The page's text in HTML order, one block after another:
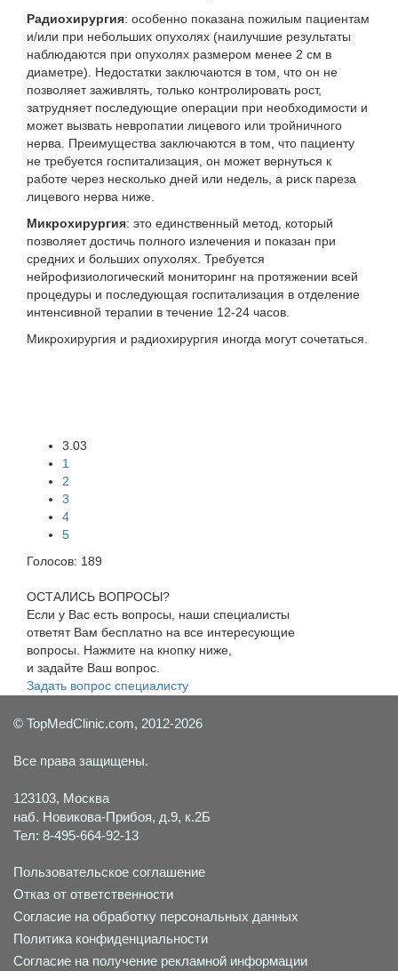
Радиохирургия: особенно показана пожилым пациентам
и/или при небольших опухолях (наилучшие результаты
наблюдаются при опухолях размером менее 2 см в
диаметре). Недостатки заключаются в том, что он не
позволяет заживлять, только контролировать рост,
затрудняет последующие операции при необходимости и
может вызвать невропатии лицевого или тройничного
нерва. Преимущества заключаются в том, что пациенту
не требуется госпитализация, он может вернуться к
работе через несколько дней или недель, а риск пареза
лицевого нерва ниже.
Микрохирургия: это единственный метод, который
позволяет достичь полного излечения и показан при
средних и больших опухолях. Требуется
нейрофизиологический мониторинг на протяжении всей
процедуры и последующая госпитализация в отделение
интенсивной терапии в течение 12-24 часов.
Микрохирургия и радиохирургия иногда могут сочетаться.
3.03
1
2
3
4
5
Голосов: 189
ОСТАЛИСЬ ВОПРОСЫ?
Если у Вас есть вопросы, наши специалисты
ответят Вам бесплатно на все интересующие
вопросы. Нажмите на кнопку ниже,
и задайте Ваш вопрос.
Задать вопрос специалисту
© TopMedClinic.com, 2012-2026
Все права защищены.
123103, Москва
наб. Новикова-Прибоя, д.9, к.2Б
Тел: 8-495-664-92-13
Пользовательское соглашение
Отказ от ответственности
Согласие на обработку персональных данных
Политика конфиденциальности
Согласие на получение рекламной информации